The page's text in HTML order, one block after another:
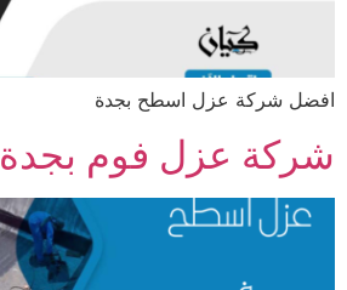
افضل شركة عزل اسطح بجدة
شركة عزل فوم بجدة